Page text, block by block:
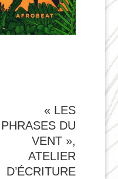
« LES
PHRASES DU
VENT »,
ATELIER
D’ÉCRITURE